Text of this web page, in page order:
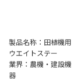
製品名称：田植機用
ウエイトステー
業界：農機・建設機
器